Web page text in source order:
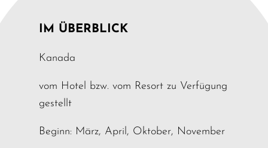
IM ÜBERBLICK
Kanada
vom Hotel bzw. vom Resort zu Verfügung
gestellt
Beginn: März, April, Oktober, November